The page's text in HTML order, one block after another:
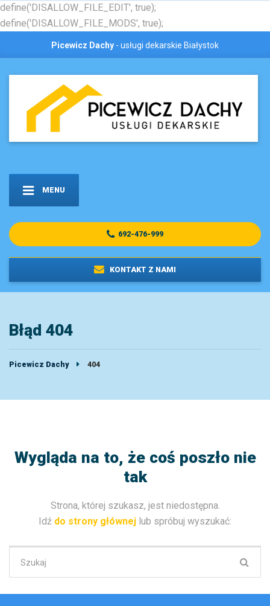
define('DISALLOW_FILE_EDIT', true);
define('DISALLOW_FILE_MODS', true);
Picewicz Dachy - usługi dekarskie Białystok
MENU
KONTAKT Z NAMI
692-476-999
Błąd 404
Picewicz Dachy 404
Wygląda na to, że coś poszło nie
tak
Strona, której szukasz, jest niedostępna.
Idź do strony głównej lub spróbuj wyszukać: